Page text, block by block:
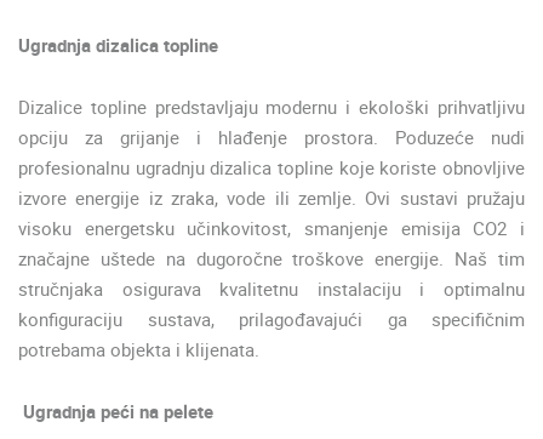
Ugradnja dizalica topline
Dizalice topline predstavljaju modernu i ekološki prihvatljivu
opciju za grijanje i hlađenje prostora. Poduzeće nudi
profesionalnu ugradnju dizalica topline koje koriste obnovljive
izvore energije iz zraka, vode ili zemlje. Ovi sustavi pružaju
visoku energetsku učinkovitost, smanjenje emisija CO2 i
značajne uštede na dugoročne troškove energije. Naš tim
stručnjaka osigurava kvalitetnu instalaciju i optimalnu
konfiguraciju sustava, prilagođavajući ga specifičnim
potrebama objekta i klijenata.
Ugradnja peći na pelete